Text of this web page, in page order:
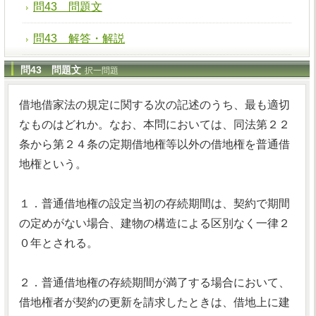
問43 問題文
問43 解答・解説
問43 問題文 択一問題
借地借家法の規定に関する次の記述のうち、最も適切
なものはどれか。なお、本問においては、同法第２２
条から第２４条の定期借地権等以外の借地権を普通借
地権という。
１．普通借地権の設定当初の存続期間は、契約で期間
の定めがない場合、建物の構造による区別なく一律２
０年とされる。
２．普通借地権の存続期間が満了する場合において、
借地権者が契約の更新を請求したときは、借地上に建